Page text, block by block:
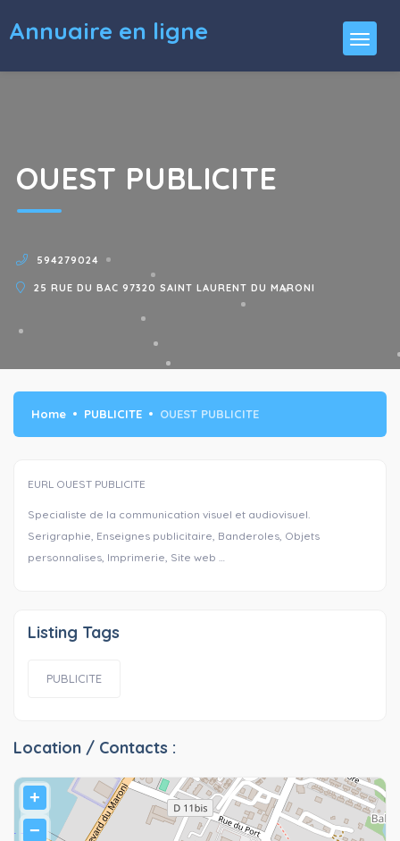
Annuaire en ligne
OUEST PUBLICITE
594279024
25 RUE DU BAC 97320 SAINT LAURENT DU MARONI
Home PUBLICITE OUEST PUBLICITE
EURL OUEST PUBLICITE
Specialiste de la communication visuel et audiovisuel.
Serigraphie, Enseignes publicitaire, Banderoles, Objets
personnalises, Imprimerie, Site web …
Listing Tags
PUBLICITE
Location / Contacts :
+
−